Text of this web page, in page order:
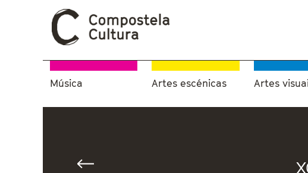
Música Artes escénicas Artes